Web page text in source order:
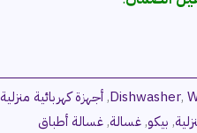
Dishwasher,
, أجهزة كهربائية منزلية
, بيكو, غسالة, غسالة أطباق